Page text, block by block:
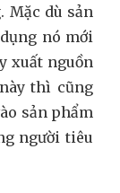
Mặc dù sản
nó mới
xuất nguồn
thì cũng
sản phẩm
người tiêu